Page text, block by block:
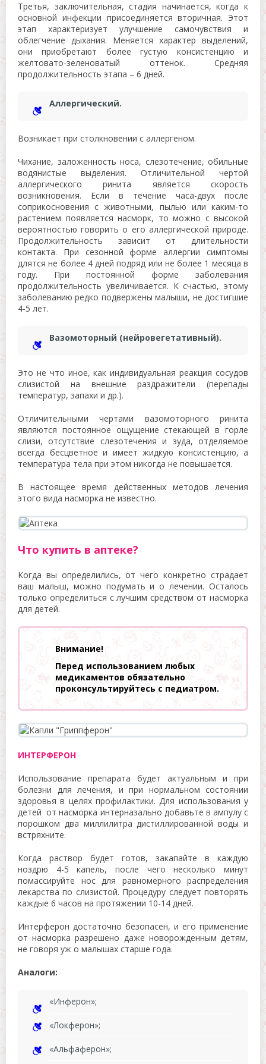
Третья, заключительная, стадия начинается, когда к
основной инфекции присоединяется вторичная. Этот
этап характеризует улучшение самочувствия и
облегчение дыхания. Меняется характер выделений,
они приобретают более густую консистенцию и
желтовато-зеленоватый оттенок. Средняя
продолжительность этапа – 6 дней.
Аллергический.
Возникает при столкновении с аллергеном.
Чихание, заложенность носа, слезотечение, обильные
водянистые выделения. Отличительной чертой
аллергического ринита является скорость
возникновения. Если в течение часа-двух после
соприкосновения с животными, пылью или каким-то
растением появляется насморк, то можно с высокой
вероятностью говорить о его аллергической природе.
Продолжительность зависит от длительности
контакта. При сезонной форме аллергии симптомы
длятся не более 4 дней подряд или не более 1 месяца в
году. При постоянной форме заболевания
продолжительность увеличивается. К счастью, этому
заболеванию редко подвержены малыши, не достигшие
4-5 лет.
Вазомоторный (нейровегетативный).
Это не что иное, как индивидуальная реакция сосудов
слизистой на внешние раздражители (перепады
температур, запахи и др.).
Отличительными чертами вазомоторного ринита
являются постоянное ощущение стекающей в горле
слизи, отсутствие слезотечения и зуда, отделяемое
всегда бесцветное и имеет жидкую консистенцию, а
температура тела при этом никогда не повышается.
В настоящее время действенных методов лечения
этого вида насморка не известно.
Что купить в аптеке?
Когда вы определились, от чего конкретно страдает
ваш малыш, можно подумать и о лечении. Осталось
только определиться с лучшим средством от насморка
для детей.
Внимание!
Перед использованием любых
медикаментов обязательно
проконсультируйтесь с педиатром.
ИНТЕРФЕРОН
Использование препарата будет актуальным и при
болезни для лечения, и при нормальном состоянии
здоровья в целях профилактики. Для использования у
детей от насморка интерназально добавьте в ампулу с
порошком два миллилитра дистиллированной воды и
встряхните.
Когда раствор будет готов, закапайте в каждую
ноздрю 4-5 капель, после чего несколько минут
помассируйте нос для равномерного распределения
лекарства по слизистой. Процедуру следует повторять
каждые 6 часов на протяжении 10-14 дней.
Интерферон достаточно безопасен, и его применение
от насморка разрешено даже новорожденным детям,
не говоря уж о малышах старше года.
Аналоги:
«Инферон»;
«Локферон»;
«Альфаферон»;